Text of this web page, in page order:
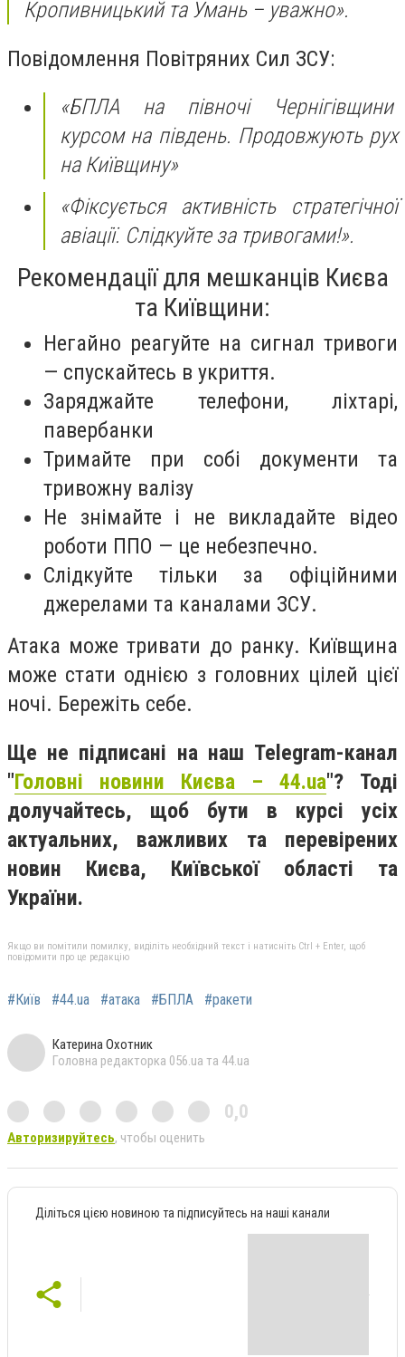
Кропивницький та Умань – уважно».
Повідомлення Повітряних Сил ЗСУ:
«БПЛА на півночі Чернігівщини
курсом на південь. Продовжують рух
на Київщину»
«Фіксується активність стратегічної
авіації. Слідкуйте за тривогами!».
Рекомендації для мешканців Києва
та Київщини:
Негайно реагуйте на сигнал тривоги
— спускайтесь в укриття.
Заряджайте телефони, ліхтарі,
павербанки
Тримайте при собі документи та
тривожну валізу
Не знімайте і не викладайте відео
роботи ППО — це небезпечно.
Слідкуйте тільки за офіційними
джерелами та каналами ЗСУ.
Атака може тривати до ранку. Київщина
може стати однією з головних цілей цієї
ночі. Бережіть себе.
Ще не підписані на наш Telegram-канал
"Головні новини Києва – 44.ua"? Тоді
долучайтесь, щоб бути в курсі усіх
актуальних, важливих та перевірених
новин Києва, Київської області та
України.
Якщо ви помітили помилку, виділіть необхідний текст і натисніть Ctrl + Enter, щоб
повідомити про це редакцію
#Київ #44.ua #атака #БПЛА #ракети
Катерина Охотник
Головна редакторка 056.ua та 44.ua
0,0
Авторизируйтесь, чтобы оценить
Діліться цією новиною та підписуйтесь на наші канали